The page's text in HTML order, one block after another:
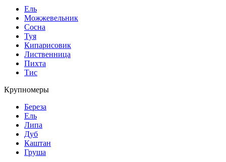
Ель
Можжевельник
Сосна
Туя
Кипарисовик
Лиственница
Пихта
Тис
Крупномеры
Береза
Ель
Липа
Дуб
Каштан
Груша